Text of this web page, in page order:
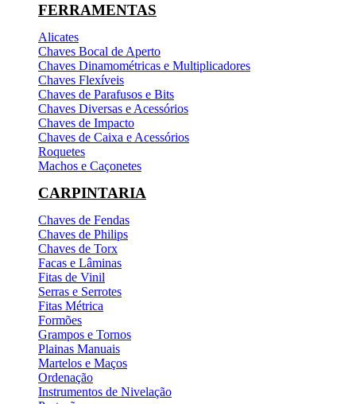
FERRAMENTAS
Alicates
Chaves Bocal de Aperto
Chaves Dinamométricas e Multiplicadores
Chaves Flexíveis
Chaves de Parafusos e Bits
Chaves Diversas e Acessórios
Chaves de Impacto
Chaves de Caixa e Acessórios
Roquetes
Machos e Caçonetes
CARPINTARIA
Chaves de Fendas
Chaves de Philips
Chaves de Torx
Facas e Lâminas
Fitas de Vinil
Serras e Serrotes
Fitas Métrica
Formões
Grampos e Tornos
Plainas Manuais
Martelos e Maços
Ordenação
Instrumentos de Nivelação